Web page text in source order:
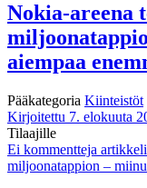
Nokia-areena
aiempaa
Pääkategoria Kiinteistöt
Kirjoitettu 7. elokuuta
Tilaajille
Ei kommentteja
miljoonatappion –